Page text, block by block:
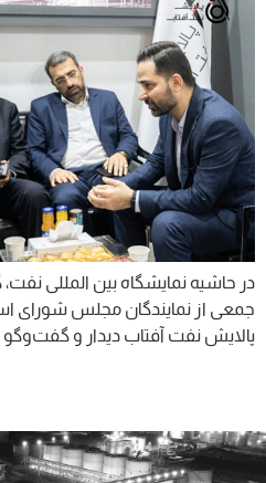
در حاشیه نمایشگاه بین المللی نفت،
جمعی از نمایندگان مجلس شورای
پالایش نفت آفتاب دیدار و گفت‌وگو